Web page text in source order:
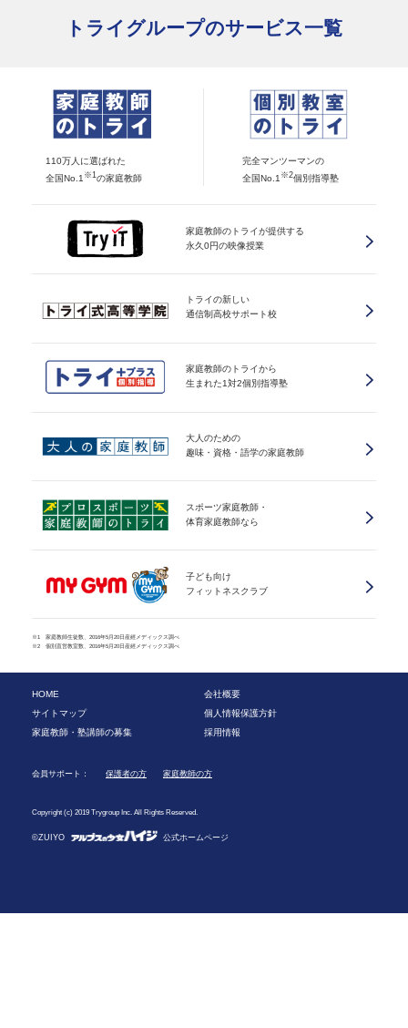
トライグループのサービス一覧
110万人に選ばれた
全国No.1 ※1 の家庭教師
完全マンツーマンの
全国No.1 ※2個別指導塾
家庭教師のトライが提供する
永久0円の映像授業
トライの新しい
通信制高校サポート校
家庭教師のトライから
生まれた1対2個別指導塾
大人のための
趣味・資格・語学の家庭教師
スポーツ家庭教師・
体育家庭教師なら
子ども向け
フィットネスクラブ
※1 家庭教師生徒数、2016年5月20日産經メディックス調べ
※2 個別直営教室数、2016年5月20日産經メディックス調べ
HOME
会社概要
サイトマップ
個人情報保護方針
家庭教師・塾講師の募集
採用情報
会員サポート： 保護者の方 家庭教師の方
Copyright (c) 2019 Trygroup Inc. All Rights Reserved.
©ZUIYO 公式ホームページ